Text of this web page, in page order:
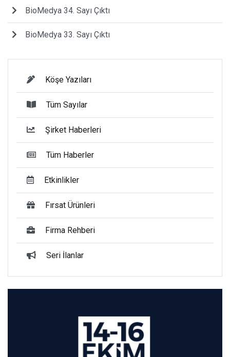
BioMedya 34. Sayı Çıktı
BioMedya 33. Sayı Çıktı
Köşe Yazıları
Tüm Sayılar
Şirket Haberleri
Tüm Haberler
Etkinlikler
Fırsat Ürünleri
Firma Rehberi
Seri İlanlar